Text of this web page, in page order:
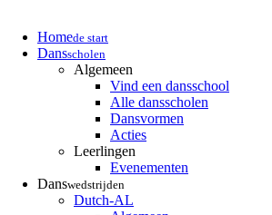
Homede start
Dansscholen
Algemeen
Vind een dansschool
Alle dansscholen
Dansvormen
Acties
Leerlingen
Evenementen
Danswedstrijden
Dutch-AL